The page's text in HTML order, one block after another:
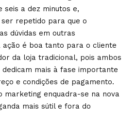
seis a dez minutos e,
repetido para que o
dúvidas em outras
ação é boa tanto para o cliente
da loja tradicional, pois ambos
mais à fase importante
e condições de pagamento.
marketing enquadra-se na nova
mais sútil e fora do